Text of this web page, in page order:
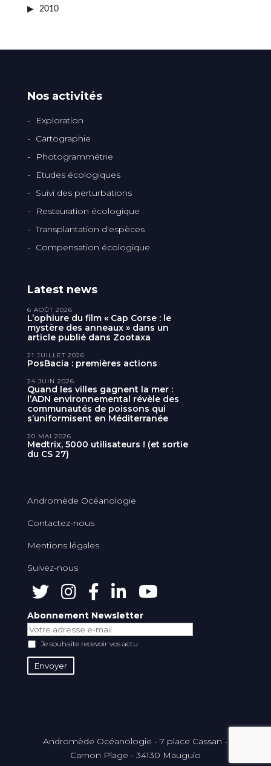
2010
Nos activités
Exploration
Cartographie
Photogrammétrie
Etudes écologiques
Suivi des perturbations
Restauration écologique
Transplantation d'espèces
Compensation écologique
Latest news
L’ophiure du film « Cap Corse : le
mystère des anneaux » dans un
article publié dans Zootaxa
6 AOÛT 2026
PosBacia : premières actions
21 JUILLET 2026
Quand les villes gagnent la mer :
l’ADN environnemental révèle des
communautés de poissons qui
s’uniformisent en Méditerranée
24 JUIN 2026
Medtrix, 5000 utilisateurs ! (et sortie
du CS 27)
20 MAI 2026
Andromède Océanologie
Contactez-nous
Mentions légales
Suivez-nous
Abonnement Newsletter
Je souhaite recevoir vos actu
Andromède Océanologie - 7 place Cassan -
Carnon Plage - 34130 Mauguio